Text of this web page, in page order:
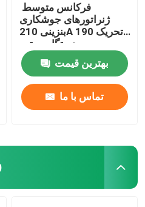
فرکانس متوسط ​​
ژنراتورهای جوشکاری
بنزینی 210A تحریک 190F
دستگاه موتور
بهترین قیمت
تماس با ما